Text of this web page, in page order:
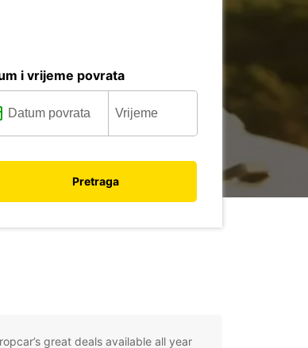
i vrijeme povrata
Pretraga
great deals available all year